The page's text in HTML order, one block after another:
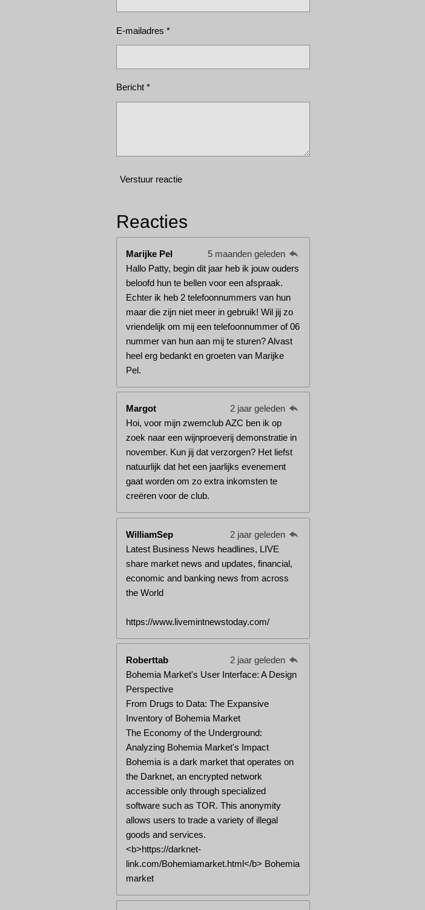
E-mailadres *
Bericht *
Verstuur reactie
Reacties
Marijke Pel
5 maanden geleden
Hallo Patty, begin dit jaar heb ik jouw ouders
beloofd hun te bellen voor een afspraak.
Echter ik heb 2 telefoonnummers van hun
maar die zijn niet meer in gebruik! Wil jij zo
vriendelijk om mij een telefoonnummer of 06
nummer van hun aan mij te sturen? Alvast
heel erg bedankt en groeten van Marijke
Pel.
Margot
2 jaar geleden
Hoi, voor mijn zwemclub AZC ben ik op
zoek naar een wijnproeverij demonstratie in
november. Kun jij dat verzorgen? Het liefst
natuurlijk dat het een jaarlijks evenement
gaat worden om zo extra inkomsten te
creëren voor de club.
WilliamSep
2 jaar geleden
Latest Business News headlines, LIVE
share market news and updates, financial,
economic and banking news from across
the World
https://www.livemintnewstoday.com/
Roberttab
2 jaar geleden
Bohemia Market's User Interface: A Design
Perspective
From Drugs to Data: The Expansive
Inventory of Bohemia Market
The Economy of the Underground:
Analyzing Bohemia Market's Impact
Bohemia is a dark market that operates on
the Darknet, an encrypted network
accessible only through specialized
software such as TOR. This anonymity
allows users to trade a variety of illegal
goods and services.
<b>https://darknet-
link.com/Bohemiamarket.html</b> Bohemia
market